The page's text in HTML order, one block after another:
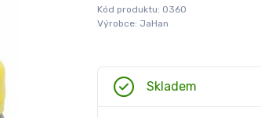
Kód produktu: 0360
Výrobce: JaHan
Skladem